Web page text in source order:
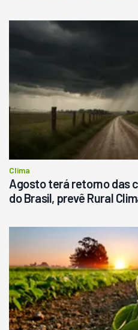
Clima
Agosto terá retorno das
do Brasil, prevê Rural